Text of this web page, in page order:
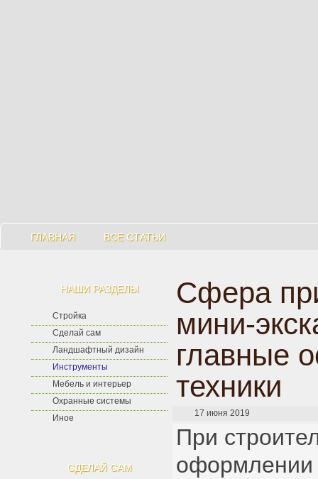
ГЛАВНАЯ ВСЕ СТАТЬИ
НАШИ РАЗДЕЛЫ
Стройка
Сделай сам
Ландшафтный дизайн
Инструменты
Мебель и интерьер
Охранные системы
Иное
СДЕЛАЙ САМ
Сфера
мини-
главные
техники
17 июня 2019
При